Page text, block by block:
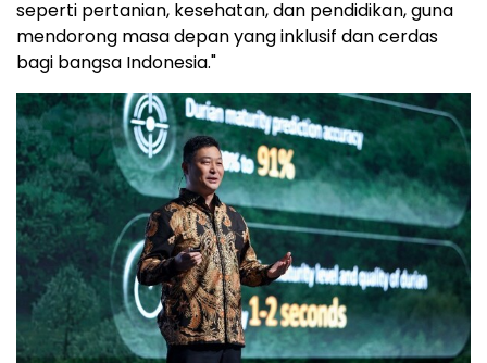
seperti pertanian, kesehatan, dan pendidikan, guna
mendorong masa depan yang inklusif dan cerdas
bagi bangsa Indonesia."